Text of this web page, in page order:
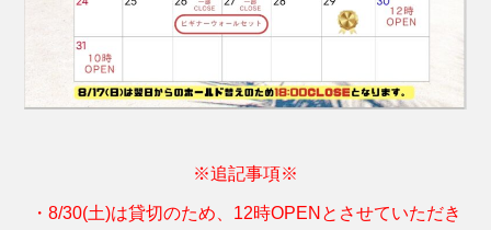
※追記事項※
・8/30(土)は貸切のため、12時OPENとさせていただき